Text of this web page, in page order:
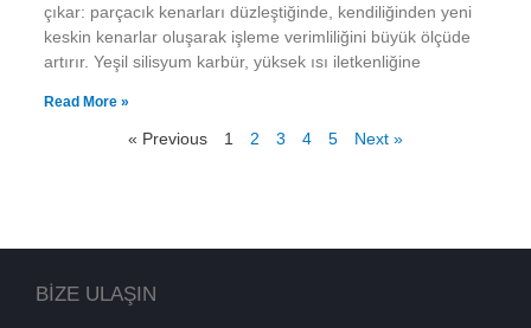
çıkar: parçacık kenarları düzleştiğinde, kendiliğinden yeni
keskin kenarlar oluşarak işleme verimliliğini büyük ölçüde
artırır. Yeşil silisyum karbür, yüksek ısı iletkenliğine
Read More »
« Previous 1 2 3 4 5 Next »
BİZE ULAŞIN